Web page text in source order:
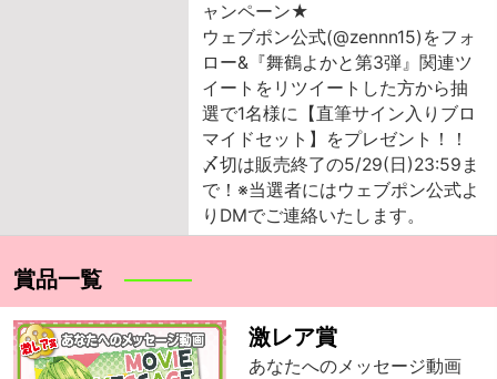
ャンペーン★
ウェブポン公式(@zennn15)をフォ
ロー&『舞鶴よかと第3弾』関連ツ
イートをリツイートした方から抽
選で1名様に【直筆サイン入りブロ
マイドセット】をプレゼント！！
〆切は販売終了の5/29(日)23:59ま
で！※当選者にはウェブポン公式よ
りDMでご連絡いたします。
賞品一覧
激レア賞
あなたへのメッセージ動画